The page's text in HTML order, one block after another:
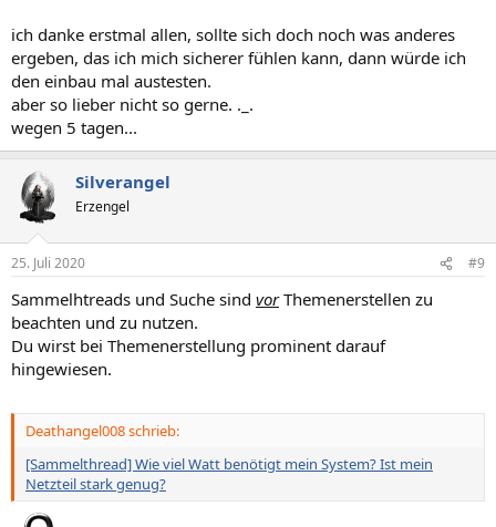
ich danke erstmal allen, sollte sich doch noch was anderes
ergeben, das ich mich sicherer fühlen kann, dann würde ich
den einbau mal austesten.
aber so lieber nicht so gerne. ._.
wegen 5 tagen...
Silverangel
Erzengel
25. Juli 2020 #9
Sammelhtreads und Suche sind vorThemenerstellen zu
beachten und zu nutzen.
Du wirst bei Themenerstellung prominent darauf
hingewiesen.
Deathangel008 schrieb:
[Sammelthread] Wie viel Watt benötigt mein System? Ist mein
Netzteil stark genug?